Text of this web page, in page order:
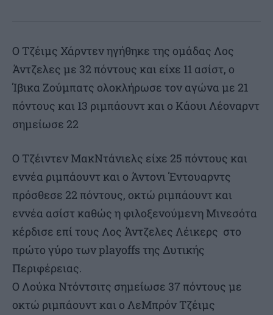
Ο Τζέιμς Χάρντεν ηγήθηκε της ομάδας Λος
Άντζελες με 32 πόντους και είχε 11 ασίστ, ο
Ίβικα Ζούμπατς ολοκλήρωσε τον αγώνα με 21
πόντους και 13 ριμπάουντ και ο Κάουι Λέοναρντ
σημείωσε 22
Ο Τζέιντεν ΜακΝτάνιελς είχε 25 πόντους και
εννέα ριμπάουντ και ο Άντονι Έντουαρντς
πρόσθεσε 22 πόντους, οκτώ ριμπάουντ και
εννέα ασίστ καθώς η φιλοξενούμενη Μινεσότα
κέρδισε επί τους Λος Άντζελες Λέικερς στο
πρώτο γύρο των playoffs της Δυτικής
Περιφέρειας.
Ο Λούκα Ντόντσιτς σημείωσε 37 πόντους με
οκτώ ριμπάουντ και ο ΛεΜπρόν Τζέιμς